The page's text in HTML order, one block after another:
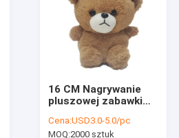
16 CM Nagrywanie
pluszowej zabawki
pluszowego misia.3
Cena:USD3.0-5.0/pc
MOQ:2000 sztuk